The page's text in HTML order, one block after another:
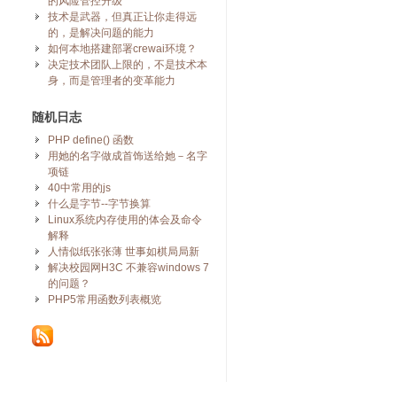
技术是武器，但真正让你走得远
的，是解决问题的能力
如何本地搭建部署crewai环境？
决定技术团队上限的，不是技术本
身，而是管理者的变革能力
随机日志
PHP define() 函数
用她的名字做成首饰送给她－名字
项链
40中常用的js
什么是字节--字节换算
Linux系统内存使用的体会及命令
解释
人情似纸张张薄 世事如棋局局新
解决校园网H3C 不兼容windows 7
的问题？
PHP5常用函数列表概览